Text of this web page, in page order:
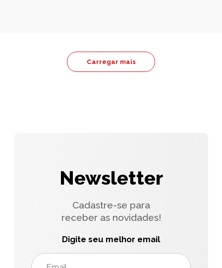
Carregar mais
Newsletter
Cadastre-se para
receber as novidades!
Digite seu melhor email